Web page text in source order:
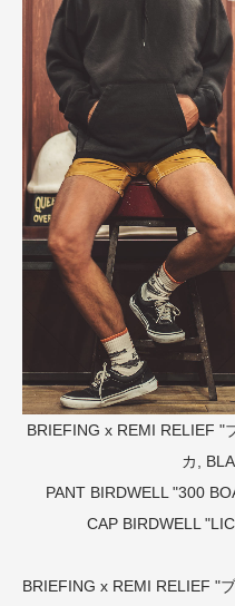
BRIEFING x REMI RELIEF "
カ,
PANT BIRDWELL "300
CAP BIRDWELL
BRIEFING x REMI RELIEF "